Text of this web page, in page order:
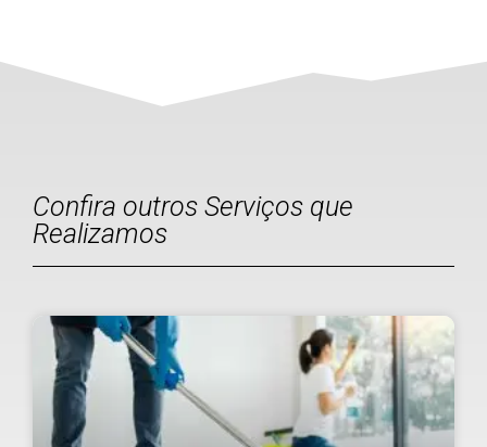
Confira outros Serviços que
Realizamos